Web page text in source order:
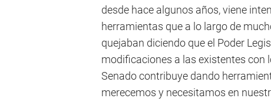
desde hace algunos años, viene
herramientas que a lo largo de
quejaban diciendo que el Poder
modificaciones a las existentes con
Senado contribuye dando
merecemos y necesitamos en